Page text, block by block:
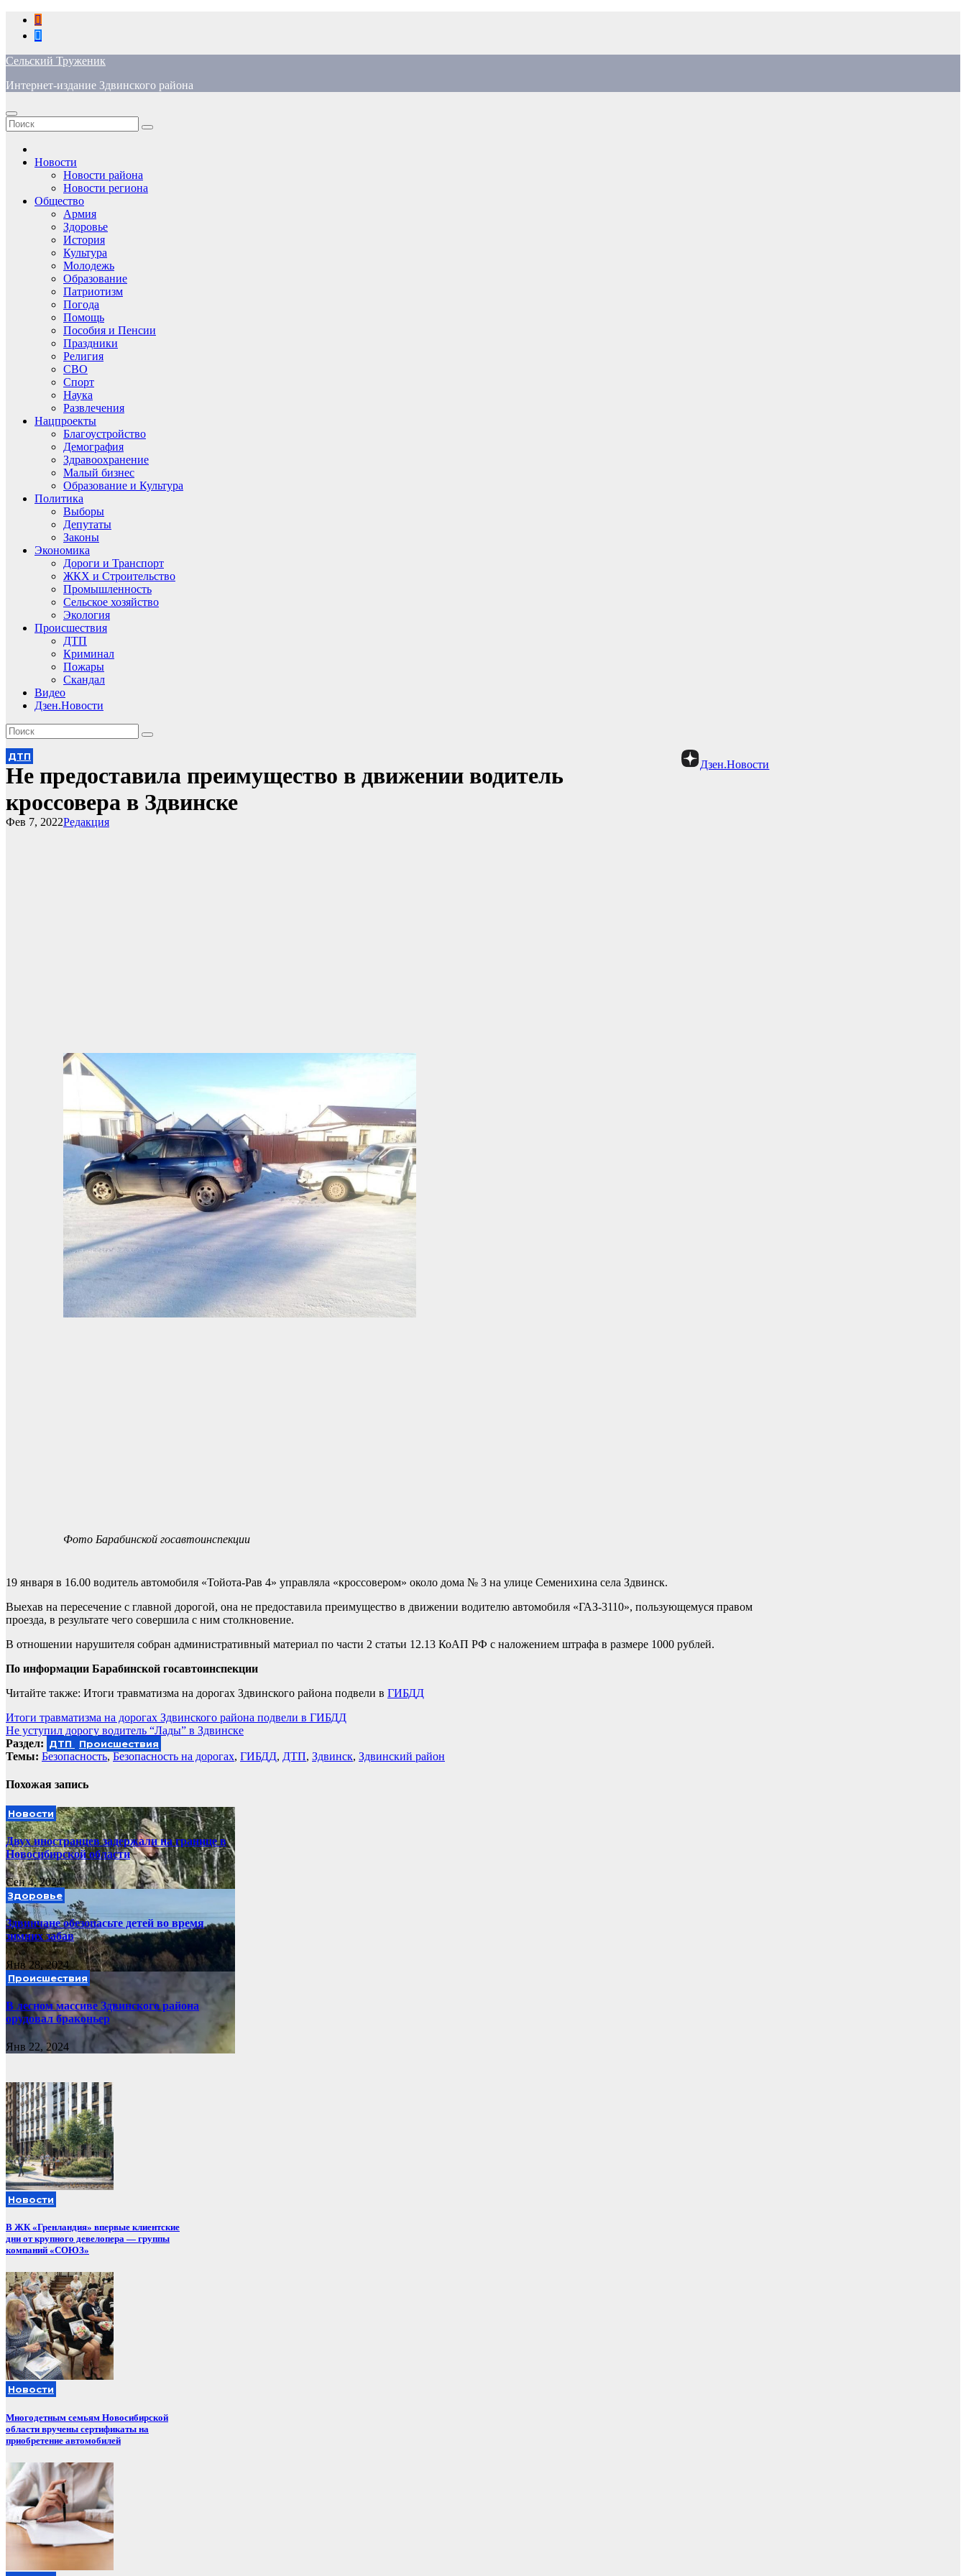
Перейти
содержимому
Сельский Труженик
Интернет-издание Здвинского района
Новости
Новости района
Новости региона
Общество
Армия
Здоровье
История
Культура
Молодежь
Образование
Патриотизм
Погода
Помощь
Пособия и Пенсии
Праздники
Религия
СВО
Спорт
Наука
Развлечения
Нацпроекты
Благоустройство
Демография
Здравоохранение
Малый бизнес
Образование и Культура
Политика
Выборы
Депутаты
Законы
Экономика
Дороги и Транспорт
ЖКХ и Строительство
Промышленность
Сельское хозяйство
Экология
Происшествия
ДТП
Криминал
Пожары
Скандал
Видео
Дзен.Новости
Дзен.Новости
ДТП
Не предоставила преимущество в движении водитель
кроссовера в Здвинске
Редакция
Фев 7, 2022
Фото Барабинской госавтоинспекции
19 января в 16.00 водитель автомобиля «Тойота-Рав 4» управляла «кроссовером» около дома № 3 на улице Семенихина села Здвинск.
Выехав на пересечение с главной дорогой, она не предоставила преимущество в движении водителю автомобиля «ГАЗ-3110», пользующемуся правом
проезда, в результате чего совершила с ним столкновение.
В отношении нарушителя собран административный материал по части 2 статьи 12.13 КоАП РФ с наложением штрафа в размере 1000 рублей.
По информации Барабинской госавтоинспекции
Читайте также: Итоги травматизма на дорогах Здвинского района подвели в ГИБДД
Навигация
по
записям
Итоги травматизма на дорогах Здвинского района подвели в ГИБДД
Не уступил дорогу водитель “Лады” в Здвинске
Раздел: ДТП Происшествия
Темы: Безопасность, Безопасность на дорогах, ГИБДД, ДТП, Здвинск, Здвинский район
Похожая запись
Новости
Двух иностранцев задержали на границе в
Новосибирской области
Сен 4, 2024
Здоровье
Здвинчане обезопасьте детей во время
зимних забав
Янв 28, 2024
Происшествия
В лесном массиве Здвинского района
орудовал браконьер
Янв 22, 2024
Новости
В ЖК «Гренландия» впервые клиентские
дни от крупного девелопера — группы
компаний «СОЮЗ»
Новости
Многодетным семьям Новосибирской
области вручены сертификаты на
приобретение автомобилей